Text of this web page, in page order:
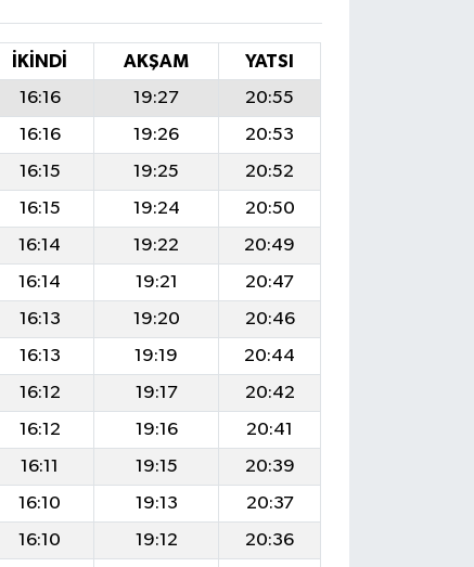
İKINDI AKŞAM
YATSI
16:16 19:27
20:55
16:16 19:26
20:53
16:15 19:25
20:52
16:15 19:24
20:50
16:14 19:22
20:49
16:14 19:21
20:47
16:13 19:20
20:46
16:13 19:19
20:44
16:12 19:17
20:42
16:12 19:16
20:41
16:11 19:15
20:39
16:10 19:13
20:37
16:10 19:12
20:36